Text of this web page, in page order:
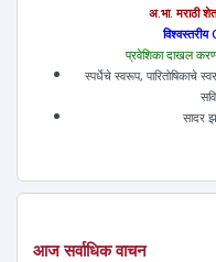
अ.भा. मराठी
प्रवेशिका दाखल
स्पर्धेचे स्वरूप, पारितोषिकाचे
सादर
आज सर्वाधिक वाचन